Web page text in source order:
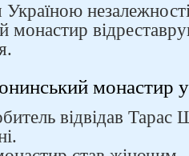
Україною
монастир
відвідав Тарас